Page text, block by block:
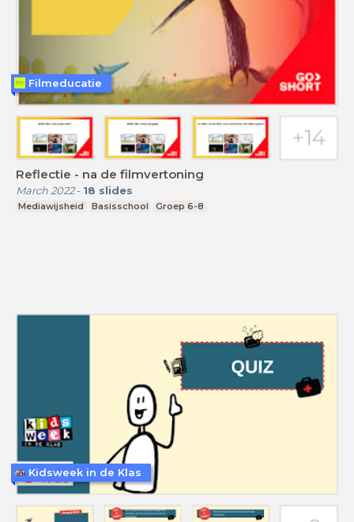
Reflectie - na de filmvertoning
March 2022- 18 slides
Mediawijsheid Basisschool Groep 6-8
Filmeducatie
Kidsweek in de Klas